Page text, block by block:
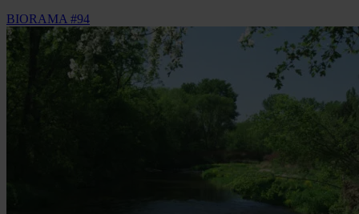
BIORAMA #94